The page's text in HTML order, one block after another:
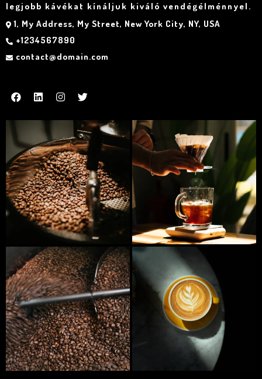
legjobb kávékat kínáljuk kiváló vendégélménnyel.
1, My Address, My Street, New York City, NY, USA
+1234567890
contact@domain.com